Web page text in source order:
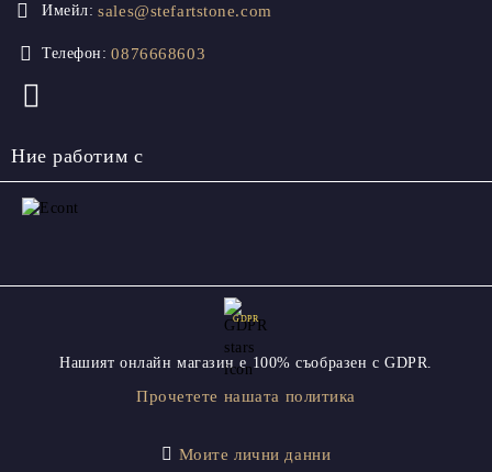
Имейл: sales@stefartstone.com
Телефон: 0876668603
Ние работим с
GDPR
Нашият онлайн магазин е 100% съобразен с GDPR.
Прочетете нашата политика
Моите лични данни